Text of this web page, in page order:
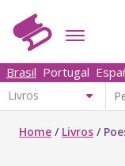
Brasil Portugal
Home / Livros /